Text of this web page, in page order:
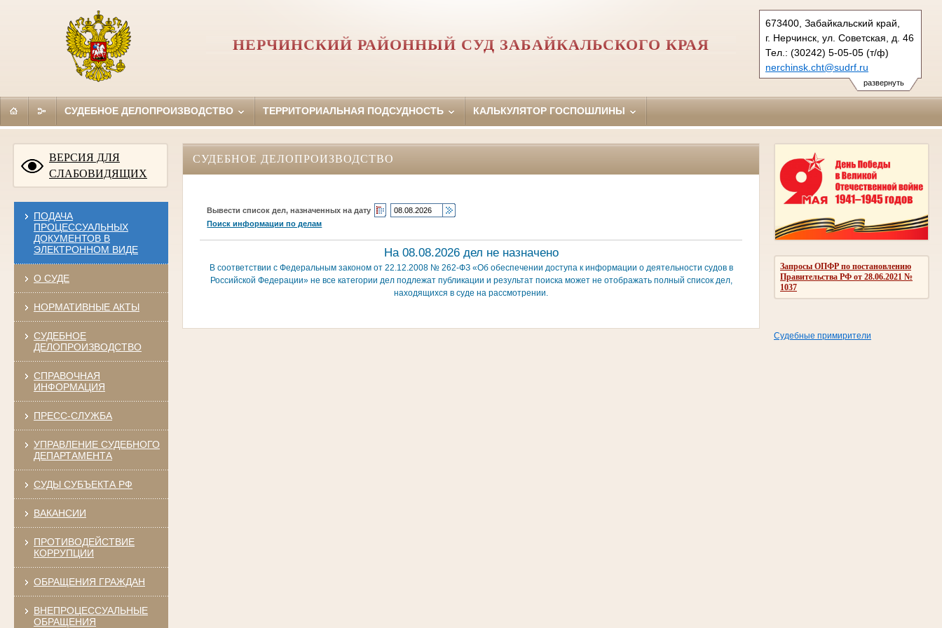
развернуть
673400, Забайкальский край,
г. Нерчинск, ул. Советская, д. 46
Тел.: (30242) 5-05-05 (т/ф)
nerchinsk.cht@sudrf.ru
НЕРЧИНСКИЙ РАЙОННЫЙ СУД ЗАБАЙКАЛЬСКОГО КРАЯ
СУДЕБНОЕ ДЕЛОПРОИЗВОДСТВО ТЕРРИТОРИАЛЬНАЯ ПОДСУДНОСТЬ КАЛЬКУЛЯТОР ГОСПОШЛИНЫ
ВЕРСИЯ ДЛЯ
СЛАБОВИДЯЩИХ
ПОДАЧА
ПРОЦЕССУАЛЬНЫХ
ДОКУМЕНТОВ В
ЭЛЕКТРОННОМ ВИДЕ
О СУДЕ
НОРМАТИВНЫЕ АКТЫ
СУДЕБНОЕ
ДЕЛОПРОИЗВОДСТВО
СПРАВОЧНАЯ
ИНФОРМАЦИЯ
ПРЕСС-СЛУЖБА
УПРАВЛЕНИЕ СУДЕБНОГО
ДЕПАРТАМЕНТА
СУДЫ СУБЪЕКТА РФ
ВАКАНСИИ
ПРОТИВОДЕЙСТВИЕ
КОРРУПЦИИ
ОБРАЩЕНИЯ ГРАЖДАН
ВНЕПРОЦЕССУАЛЬНЫЕ
ОБРАЩЕНИЯ
Запросы ОПФР по постановлению
Правительства РФ от 28.06.2021 №
1037
Судебные примирители
СУДЕБНОЕ ДЕЛОПРОИЗВОДСТВО
Вывести список дел, назначенных на дату
Поиск информации по делам
На 08.08.2026 дел не назначено
В соответствии с Федеральным законом от 22.12.2008 № 262-ФЗ «Об обеспечении доступа к информации о деятельности судов в
Российской Федерации» не все категории дел подлежат публикации и результат поиска может не отображать полный список дел,
находящихся в суде на рассмотрении.